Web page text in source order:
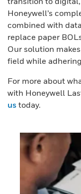
Honeywell’s
combined with
replace paper
Our solution
field while
For more about
with Honeywell
us today.